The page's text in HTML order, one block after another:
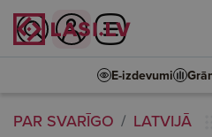
E-izdevumi
PAR SVARĪGO LATVIJĀ